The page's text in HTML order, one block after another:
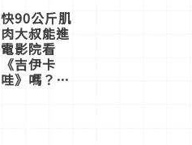
快90公斤肌
肉大叔能進
電影院看
《吉伊卡
哇》嗎？日